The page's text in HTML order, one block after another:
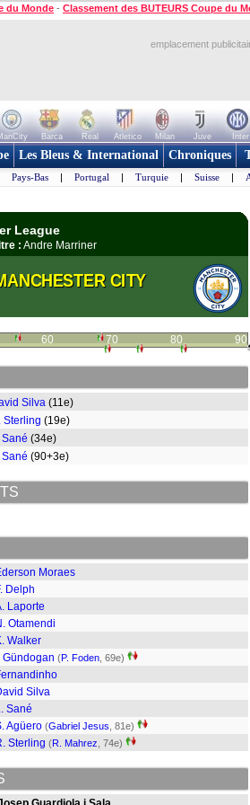
du Monde - Classement des BUTEURS Coupe du
emplacement
Barca Real Atletico Milan Juve Inter
Les Bleus & International Chroniques
Pays-Bas | Portugal | Turquie | Suisse |
League
: Andre Marriner
CITY
60 70 80 90
Silva (11e)
Sterling (19e)
Sané (34e)
Sané (90+3e)
Moraes
Delph
Laporte
Otamendi
Walker
Gündogan (P. Foden , 69e)
Silva
Sané
Agüero (Gabriel Jesus , 81e)
Sterling (R. Mahrez , 74e)